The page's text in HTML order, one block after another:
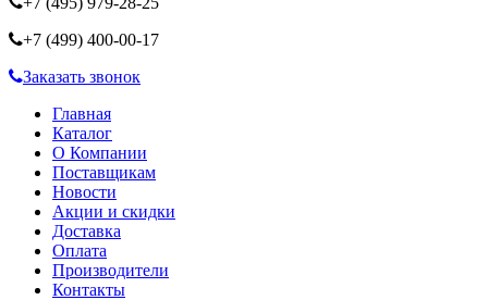
+7 (499) 400-00-17
Заказать звонок
Главная
Каталог
О Компании
Поставщикам
Новости
Акции и скидки
Доставка
Оплата
Производители
Контакты